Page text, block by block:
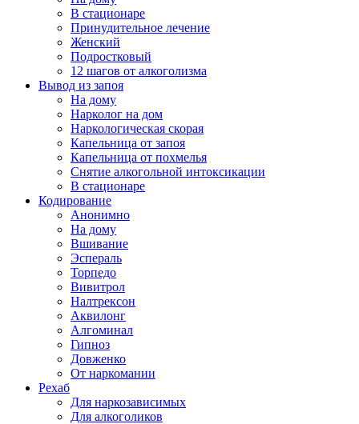
В стационаре
Принудительное лечение
Женский
Подростковый
12 шагов от алкоголизма
Вывод из запоя
На дому
Нарколог на дом
Наркологическая скорая
Капельница от запоя
Капельница от похмелья
Снятие алкогольной интоксикации
В стационаре
Кодирование
Анонимно
На дому
Вшивание
Эспераль
Торпедо
Вивитрол
Налтрексон
Аквилонг
Алгоминал
Гипноз
Довженко
От наркомании
Рехаб
Для наркозависимых
Для алкоголиков